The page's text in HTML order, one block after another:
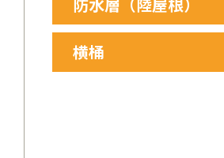
板金のさび
板金の釘抜け・浮き
防水塗膜の劣化
防水塗膜の浮き・剥離
不陸・水はけ不良
横桶